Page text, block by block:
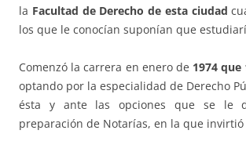
la Facultad de Derecho de esta ciudad
los que le conocían suponían que
Comenzó la carrera en enero de 1974
optando por la especialidad de Derecho
ésta y ante las opciones que se le
preparación de Notarías, en la que invirtió